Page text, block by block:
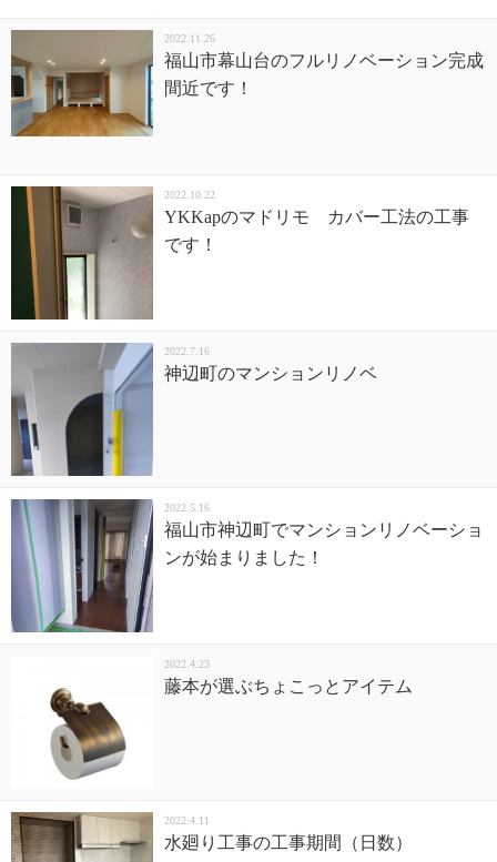
福山市幕山台のフルリノベーション完成
間近です！
2022.11.26
YKKapのマドリモ カバー工法の工事
です！
2022.10.22
神辺町のマンションリノベ
2022.7.16
福山市神辺町でマンションリノベーショ
ンが始まりました！
2022.5.16
藤本が選ぶちょこっとアイテム
2022.4.23
水廻り工事の工事期間（日数）
2022.4.11